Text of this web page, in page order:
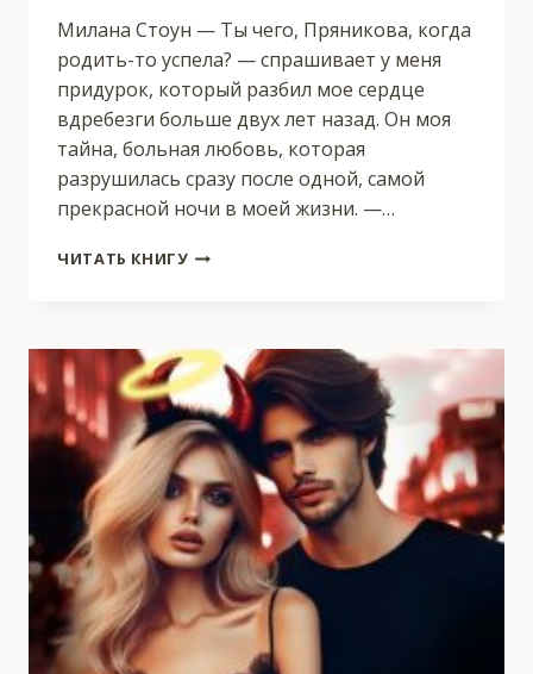
Милана Стоун — Ты чего, Пряникова, когда
родить-то успела? — спрашивает у меня
придурок, который разбил мое сердце
вдребезги больше двух лет назад. Он моя
тайна, больная любовь, которая
разрушилась сразу после одной, самой
прекрасной ночи в моей жизни. —…
ЧИТАТЬ КНИГУТЫ